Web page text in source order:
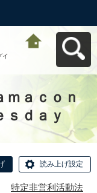
イ
ａｃｏｎ
ｄａｙ
読み上げ設定
特定非営利活動法